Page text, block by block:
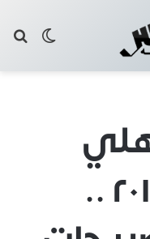
اليوم ٢٧-٧-٢٠١٧ ..